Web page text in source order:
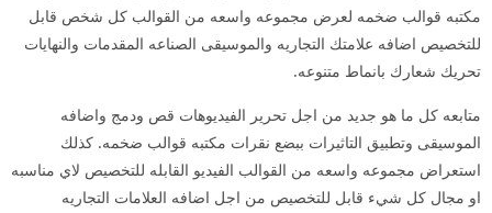
مكتبه قوالب ضخمه لعرض مجموعه واسعه من القوالب كل شخص قابل
للتخصيص اضافه علامتك التجاريه والموسيقى الصناعه المقدمات والنهايات
تحريك شعارك بانماط متنوعه.
متابعه كل ما هو جديد من اجل تحرير الفيديوهات قص ودمج واضافه
الموسيقى وتطبيق التاثيرات ببضع نقرات مكتبه قوالب ضخمه. كذلك
استعراض مجموعه واسعه من القوالب الفيديو القابله للتخصيص لاي مناسبه
او مجال كل شيء قابل للتخصيص من اجل اضافه العلامات التجاريه